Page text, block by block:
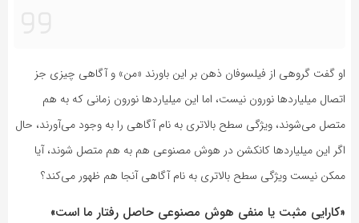
او گفت گروهی از فیلسوفان ذهن بر این باورند «من» و آگاهی چیزی جز
اتصال میلیاردها نورون‌ نیست، اما این میلیاردها نورون زمانی که به هم
متصل می‌شوند، ویژگی سطح بالاتری به نام آگاهی را به وجود می‌آورند، حال
اگر این میلیاردها کانکشن در هوش مصنوعی هم به هم متصل شوند، آیا
ممکن نیست ویژگی سطح بالاتری به نام آگاهی آنجا هم ظهور می‌کند؟
«کارایی مثبت یا منفی هوش مصنوعی حاصل رفتار ما است»